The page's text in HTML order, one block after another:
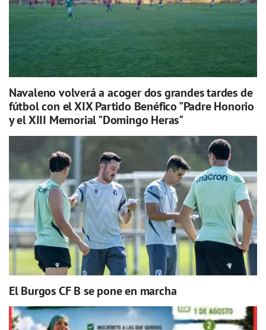
Navaleno volverá a acoger dos grandes tardes de
fútbol con el XIX Partido Benéfico "Padre Honorio
y el XIII Memorial "Domingo Heras"
El Burgos CF B se pone en marcha